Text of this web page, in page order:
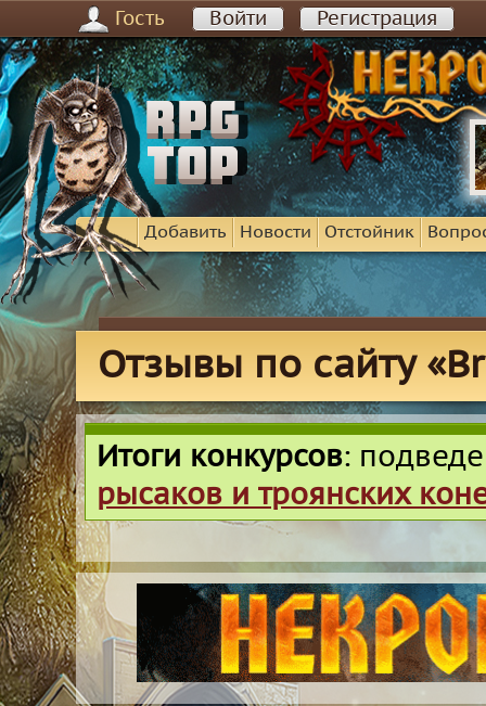
Гость Войти Регистрация
Добавить Новости Отстойник
Отзывы по сайту
Итоги конкурсов:
рысаков и троянских